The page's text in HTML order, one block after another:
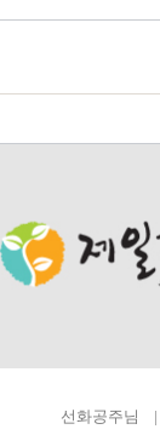
선화공주님 |